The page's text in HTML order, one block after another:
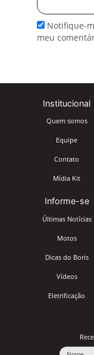
Notifique-
meu
Institucional
Quem somos
Equipe
Contato
Mídia Kit
Informe-se
Últimas Notícias
Motos
Dicas do Boris
Vídeos
Eletrificação